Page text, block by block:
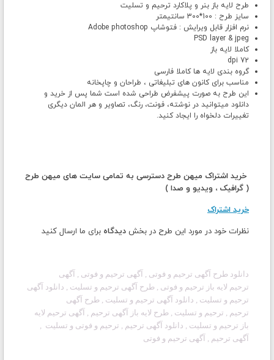
طرح لایه باز بنر و پلاکارد ترحیم و تسلیت
سایز طرح : 100*300 سانتیمتر
نرم افزار قابل ویرایش : فتوشاپ Adobe photoshop
PSD layer & jpeg
کاملا لایه باز
72 dpi
گروه بندی لایه ها کاملا فارسی
مناسب برای کانون های تبلیغاتی ، طراحان و چاپخانه
این طرح به صورت پیشفرض طراحی شده است شما پس از خرید و
دانلود میتوانید در نوشته، فونت، رنگ، تصاویر و هر المان دیگری
تغییرات دلخواه را ایجاد کنید.
خرید اشتراک میهن طرح دسترسی به تمامی سایت های میهن طرح
( گرافیک ، ویدیو و صدا )
خرید اشتراک
نظرات خود در مورد این طرح در بخش دیدگاه برای ما ارسال کنید
دانلود طرح آگهی ترحیم و فوتی , آگهی ترحیم و فوتی , آگهی
ترحیم لایه باز ترحیم و فوتی , طرح آگهی ترحیم و تسلیت , دانلود آگهی
ترحیم و تسلیت , دانلود آگهی ترحیم و تسلیت , طرح آگهی
ترحیم , ترحیم و تسلیت , طرح لایه باز آگهی ترحیم , آگهی ترحیم لایه
باز ترحیم و تسلیت , دانلود آگهی ترحیم , ترحیم و فوتی و تسلیت ,
آگهی ترحیم , آگهی ترحیم و فوتی